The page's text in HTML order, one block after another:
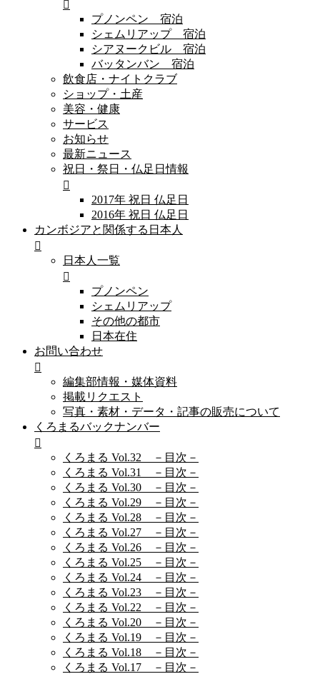
プノンペン 宿泊
シェムリアップ 宿泊
シアヌークビル 宿泊
バッタンバン 宿泊
飲食店・ナイトクラブ
ショップ・土産
美容・健康
サービス
お知らせ
最新ニュース
祝日・祭日・仏足日情報
2017年 祝日 仏足日
2016年 祝日 仏足日
カンボジアと関係する日本人
日本人一覧
プノンペン
シェムリアップ
その他の都市
日本在住
お問い合わせ
編集部情報・媒体資料
掲載リクエスト
写真・素材・データ・記事の販売について
くろまるバックナンバー
くろまる Vol.32 －目次－
くろまる Vol.31 －目次－
くろまる Vol.30 －目次－
くろまる Vol.29 －目次－
くろまる Vol.28 －目次－
くろまる Vol.27 －目次－
くろまる Vol.26 －目次－
くろまる Vol.25 －目次－
くろまる Vol.24 －目次－
くろまる Vol.23 －目次－
くろまる Vol.22 －目次－
くろまる Vol.20 －目次－
くろまる Vol.19 －目次－
くろまる Vol.18 －目次－
くろまる Vol.17 －目次－